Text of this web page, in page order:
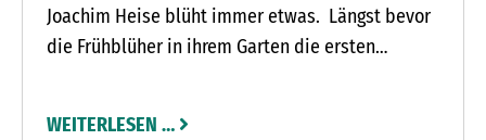
Joachim Heise blüht immer etwas. Längst bevor
die Frühblüher in ihrem Garten die ersten
WEITERLESEN …